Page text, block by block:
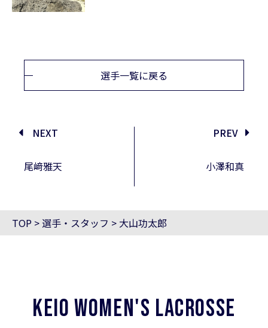
選手一覧に戻る
NEXT
尾﨑雅天
PREV
小澤和真
TOP > 選手・スタッフ > 大山功太郎
KEIO WOMEN'S LACROSSE